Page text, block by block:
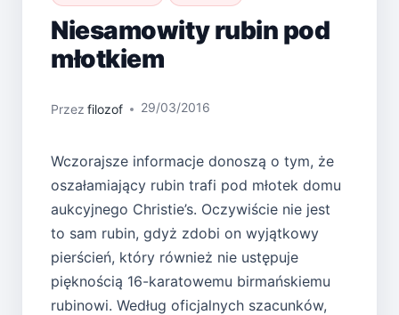
Niesamowity rubin pod
młotkiem
Przez filozof 29/03/2016
Wczorajsze informacje donoszą o tym, że
oszałamiający rubin trafi pod młotek domu
aukcyjnego Christie’s. Oczywiście nie jest
to sam rubin, gdyż zdobi on wyjątkowy
pierścień, który również nie ustępuje
pięknością 16-karatowemu birmańskiemu
rubinowi. Według oficjalnych szacunków,